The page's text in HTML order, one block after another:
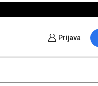
Prijava